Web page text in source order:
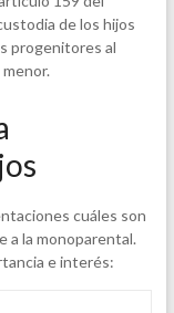
de los hijos
progenitores al
cuáles son
a la monoparental.
e interés: